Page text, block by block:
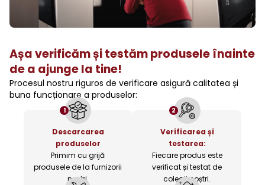
Așa verificăm și testăm produsele înainte
de a ajunge la tine!
Procesul nostru riguros de verificare asigură calitatea și
buna funcționare a produselor:
1
Descarcarea
produselor
Primim cu grijă
produsele de la furnizorii
noștri.
2
Verificarea și
testarea:
Fiecare produs este
verificat și testat de
colegii noștri.